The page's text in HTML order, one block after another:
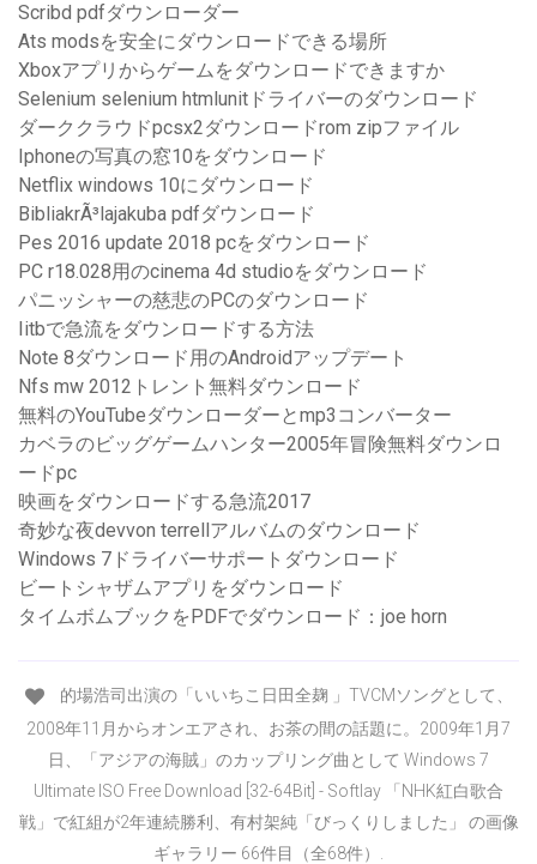
Scribd pdfダウンローダー
Ats modsを安全にダウンロードできる場所
Xboxアプリからゲームをダウンロードできますか
Selenium selenium htmlunitドライバーのダウンロード
ダーククラウドpcsx2ダウンロードrom zipファイル
Iphoneの写真の窓10をダウンロード
Netflix windows 10にダウンロード
BibliakrÃ³lajakuba pdfダウンロード
Pes 2016 update 2018 pcをダウンロード
PC r18.028用のcinema 4d studioをダウンロード
パニッシャーの慈悲のPCのダウンロード
Iitbで急流をダウンロードする方法
Note 8ダウンロード用のAndroidアップデート
Nfs mw 2012トレント無料ダウンロード
無料のYouTubeダウンローダーとmp3コンバーター
カベラのビッグゲームハンター2005年冒険無料ダウンロ
ードpc
映画をダウンロードする急流2017
奇妙な夜devvon terrellアルバムのダウンロード
Windows 7ドライバーサポートダウンロード
ビートシャザムアプリをダウンロード
タイムボムブックをPDFでダウンロード：joe horn
的場浩司出演の「いいちこ日田全麹 」TVCMソングとして、
2008年11月からオンエアされ、お茶の間の話題に。2009年1月7
日、「アジアの海賊」のカップリング曲として Windows 7
Ultimate ISO Free Download [32-64Bit] - Softlay 「NHK紅白歌合
戦」で紅組が2年連続勝利、有村架純「びっくりしました」 の画像
ギャラリー 66件目（全68件）.